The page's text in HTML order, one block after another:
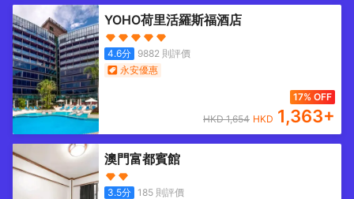
YOHO荷里活羅斯福酒店
4.6分 9882 則評價
永安優惠
17% OFF
HKD1,654 HKD 1,363+
澳門富都賓館
3.5分 185則評價